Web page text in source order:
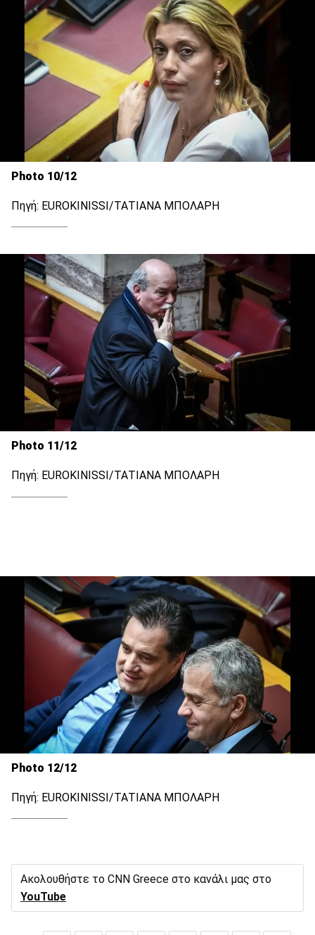
Photo 10/12
Πηγή: EUROKINISSI/ΤΑΤΙΑΝΑ ΜΠΟΛΑΡΗ
Photo 11/12
Πηγή: EUROKINISSI/ΤΑΤΙΑΝΑ ΜΠΟΛΑΡΗ
Photo 12/12
Πηγή: EUROKINISSI/ΤΑΤΙΑΝΑ ΜΠΟΛΑΡΗ
Ακολουθήστε το CNN Greece στο κανάλι μας στο
YouTube